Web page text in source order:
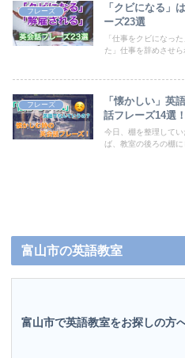
フレーズ
「クビになる」
ーズ23選
「仕事をクビになっ
た」仕事を辞めさせら
フレーズ
「懐かしい」英
話フレーズ14選！
今日、棚を整理して
ば、教室の後ろの棚に
富山市の英語教室
富山市で英語教室をお探しの方